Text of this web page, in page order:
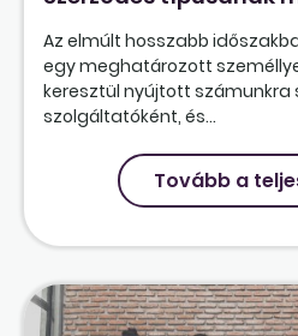
Az elmúlt hosszabb
egy meghatározott
keresztül nyújtott
szolgáltatóként, és...
Tovább a